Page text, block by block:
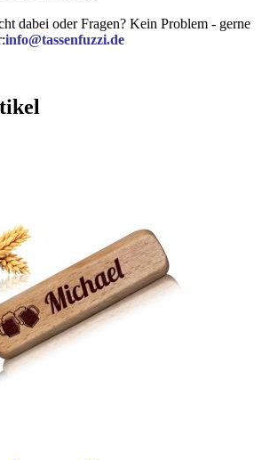
dabei oder Fragen? Kein Problem - gerne
info@tassenfuzzi.de